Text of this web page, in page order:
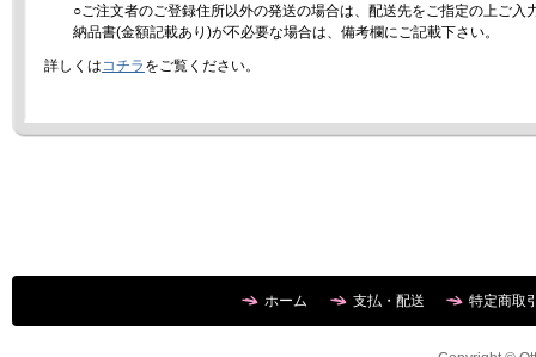
○ご注文者のご登録住所以外の発送の場合は、配送先をご指定の上ご入
納品書(金額記載あり)が不必要な場合は、備考欄にご記載下さい。
詳しくは コチラ をご覧ください。
ホーム 支払・配送 特定商取